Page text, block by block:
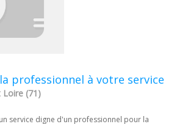
professionnel à votre service
Loire (71)
service digne d'un professionnel pour la